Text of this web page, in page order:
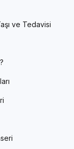
ve Tedavisi